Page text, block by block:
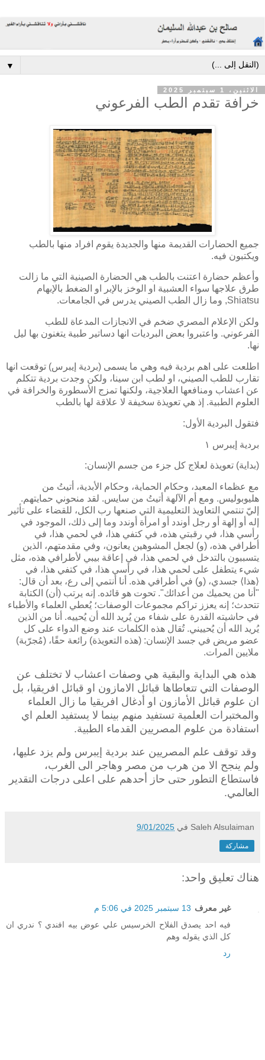
▼
الاثنين، 1 سبتمبر 2025
خرافة تقدم الطب الفرعوني
جميع الحضارات القديمة منها والجديدة يقوم افراد منها بالطب
ويكتبون فيه.
وأعظم حضارة اعتنت بالطب هي الحضارة الصينية التي ما زالت
طرق علاجها سواء العشبية او الوخز بالإبر او الضغط بالإبهام
Shiatsu, وما زال الطب الصيني يدرس في الجامعات.
ولكن الإعلام المصري ضخم في الانجازات المدعاة للطب
الفرعوني. واعتبروا بعض البرديات انها دساتير طبية يتغنون بها ليل
نها.
اطلعت على اهم بردية فيه وهي ما يسمى (بردية إيبرس) توقعت انها
تقارب للطب الصيني، او لطب ابن سينا، ولكن وجدت بردية تتكلم
عن اعشاب ومنافعها العلاجية، ولكنها تمزج الأسطورة والخرافة في
العلوم الطبية. إذ هي تعويذة سخيفة لا علاقة لها بالطب
فتقول البردية الأول:
بردية إيبرس ١
(بداية) تعويذة لعلاج كل جزء من جسم الإنسان:
مع عظماء المعبد، وحكام الحماية، وحكام الأبدية، أتيتُ من
هليوبوليس. ومع أم الآلهة أتيتُ من سايس. لقد منحوني حمايتهم.
إليّ تنتمي التعاويذ التعليمية التي صنعها رب الكل، للقضاء على تأثير
إله أو إلهة أو رجل أوندد أو امرأة أوندد وما إلى ذلك، الموجود في
رأسي هذا، في رقبتي هذه، في كتفي هذا، في لحمي هذا، في
أطرافي هذه، (و) لجعل المشوهين يعانون، وفي مقدمتهم، الذين
يتسببون بالتدخل في لحمي هذا، في إعاقة بيبي لأطرافي هذه، مثل
شيء يتطفل على لحمي هذا، في رأسي هذا، في كتفي هذا، في
⟨هذا ⟩ جسدي، (و) في أطرافي هذه. أنا أنتمي لى رع، بعد أن قال:
"أنا من يحميك من أعدائك". تحوت هو قائده. إنه يرتب (أن) الكتابة
تتحدث؛ إنه يعزز تراكم مجموعات الوصفات؛ يُعطي العلماء والأطباء
في حاشيته القدرة على شفاء من يُريد الله أن يُحييه. أنا من الذين
يُريد الله أن يُحييني. تُقال هذه الكلمات عند وضع الدواء على كل
عضو مريض في جسد الإنسان: (هذه التعويذة) رائعة حقًا، (مُجرّبة)
ملايين المرات.
هذه هي البداية والبقية هي وصفات اعشاب لا تختلف عن
الوصفات التي تتعاطاها قبائل الامازون او قبائل افريقيا، بل
ان علوم قبائل الأمازون او أدغال افريقيا ما زال العلماء
والمختبرات العلمية تستفيد منهم بينما لا يستفيد العلم اي
استفادة من علوم المصريين القدماء الطبية.
وقد توقف علم المصريين عند بردية إيبرس ولم يزد عليها،
ولم ينجح الا من هرب من مصر وهاجر الى الغرب،
فاستطاع التطور حتى حاز أحدهم على اعلى درجات التقدير
العالمي.
Saleh Alsulaiman في 9/01/2025
مشاركة
هناك تعليق واحد:
غير معرف 13 سبتمبر 2025 في 5:06 م
فيه احد يصدق الفلاح الخرسيس علي عوض بيه افندي ؟ ندري ان
كل الذي يقوله وهم
رد